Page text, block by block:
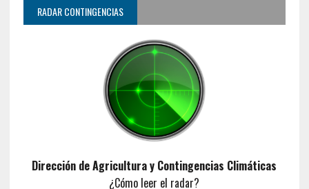
RADAR CONTINGENCIAS
Dirección de Agricultura y Contingencias Climáticas
¿Cómo leer el radar?